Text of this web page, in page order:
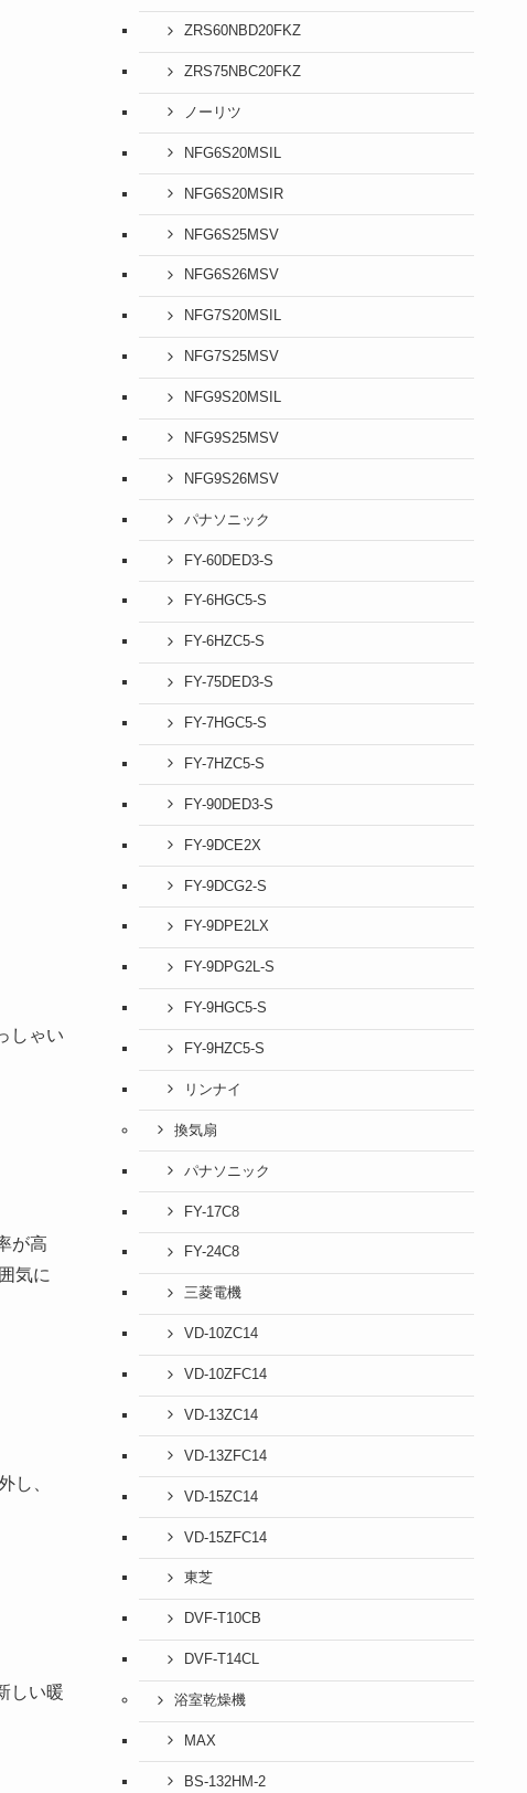
しゃい
が高
気に
し、
しい暖
ZRS60NBD20FKZ
ZRS75NBC20FKZ
ノーリツ
NFG6S20MSIL
NFG6S20MSIR
NFG6S25MSV
NFG6S26MSV
NFG7S20MSIL
NFG7S25MSV
NFG9S20MSIL
NFG9S25MSV
NFG9S26MSV
パナソニック
FY-60DED3-S
FY-6HGC5-S
FY-6HZC5-S
FY-75DED3-S
FY-7HGC5-S
FY-7HZC5-S
FY-90DED3-S
FY-9DCE2X
FY-9DCG2-S
FY-9DPE2LX
FY-9DPG2L-S
FY-9HGC5-S
FY-9HZC5-S
リンナイ
換気扇
パナソニック
FY-17C8
FY-24C8
三菱電機
VD-10ZC14
VD-10ZFC14
VD-13ZC14
VD-13ZFC14
VD-15ZC14
VD-15ZFC14
東芝
DVF-T10CB
DVF-T14CL
浴室乾燥機
MAX
BS-132HM-2